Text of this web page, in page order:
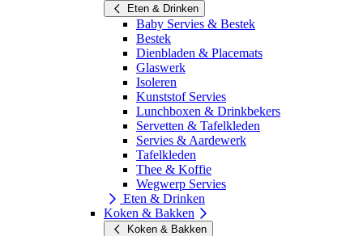
Eten & Drinken
Baby Servies & Bestek
Bestek
Dienbladen & Placemats
Glaswerk
Isoleren
Kunststof Servies
Lunchboxen & Drinkbekers
Servetten & Tafelkleden
Servies & Aardewerk
Tafelkleden
Thee & Koffie
Wegwerp Servies
Eten & Drinken
Koken & Bakken
Koken & Bakken